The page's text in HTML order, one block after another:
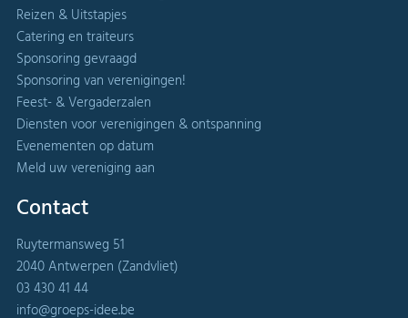
Reizen & Uitstapjes
Catering en traiteurs
Sponsoring gevraagd
Sponsoring van verenigingen!
Feest- & Vergaderzalen
Diensten voor verenigingen & ontspanning
Evenementen op datum
Meld uw vereniging aan
Contact
Ruytermansweg 51
2040 Antwerpen (Zandvliet)
03 430 41 44
info@groeps-idee.be